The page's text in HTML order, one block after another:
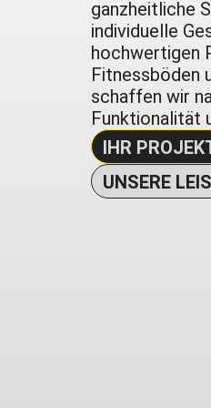
ganzheitliche
individuelle
hochwertigen
Fitnessböden
schaffen wir
Funktionalität
IHR
UNSERE